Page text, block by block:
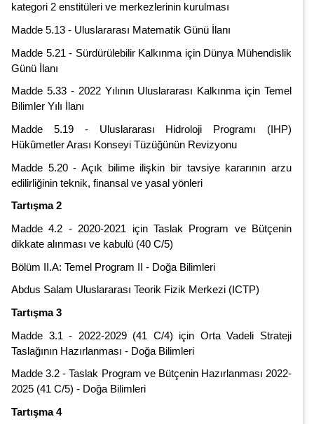
kategori 2 enstitüleri ve merkezlerinin kurulması
Madde 5.13 - Uluslararası Matematik Günü İlanı
Madde 5.21 - Sürdürülebilir Kalkınma için Dünya Mühendislik
Günü İlanı
Madde 5.33 - 2022 Yılının Uluslararası Kalkınma için Temel
Bilimler Yılı İlanı
Madde 5.19 - Uluslararası Hidroloji Programı (IHP)
Hükûmetler Arası Konseyi Tüzüğünün Revizyonu
Madde 5.20 - Açık bilime ilişkin bir tavsiye kararının arzu
edilirliğinin teknik, finansal ve yasal yönleri
Tartışma 2
Madde 4.2 - 2020-2021 için Taslak Program ve Bütçenin
dikkate alınması ve kabulü (40 C/5)
Bölüm II.A: Temel Program II - Doğa Bilimleri
Abdus Salam Uluslararası Teorik Fizik Merkezi (ICTP)
Tartışma 3
Madde 3.1 - 2022-2029 (41 C/4) için Orta Vadeli Strateji
Taslağının Hazırlanması - Doğa Bilimleri
Madde 3.2 - Taslak Program ve Bütçenin Hazırlanması 2022-
2025 (41 C/5) - Doğa Bilimleri
Tartışma 4